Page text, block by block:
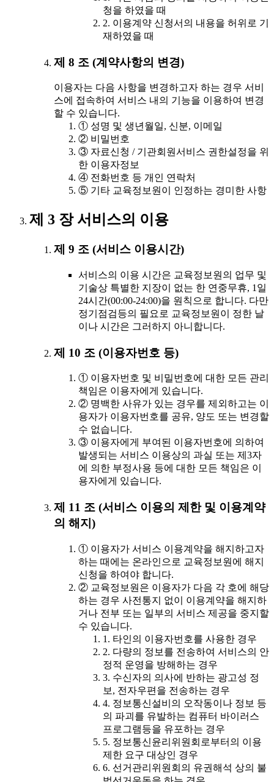
청을 하였을 때
2. 이용계약 신청서의 내용을 허위로 기
재하였을 때
제 8 조 (계약사항의 변경)
이용자는 다음 사항을 변경하고자 하는 경우 서비
스에 접속하여 서비스 내의 기능을 이용하여 변경
할 수 있습니다.
① 성명 및 생년월일, 신분, 이메일
② 비밀번호
③ 자료신청 / 기관회원서비스 권한설정을 위
한 이용자정보
④ 전화번호 등 개인 연락처
⑤ 기타 교육정보원이 인정하는 경미한 사항
제 3 장 서비스의 이용
제 9 조 (서비스 이용시간)
서비스의 이용 시간은 교육정보원의 업무 및
기술상 특별한 지장이 없는 한 연중무휴, 1일
24시간(00:00-24:00)을 원칙으로 합니다. 다만
정기점검등의 필요로 교육정보원이 정한 날
이나 시간은 그러하지 아니합니다.
제 10 조 (이용자번호 등)
① 이용자번호 및 비밀번호에 대한 모든 관리
책임은 이용자에게 있습니다.
② 명백한 사유가 있는 경우를 제외하고는 이
용자가 이용자번호를 공유, 양도 또는 변경할
수 없습니다.
③ 이용자에게 부여된 이용자번호에 의하여
발생되는 서비스 이용상의 과실 또는 제3자
에 의한 부정사용 등에 대한 모든 책임은 이
용자에게 있습니다.
제 11 조 (서비스 이용의 제한 및 이용계약
의 해지)
① 이용자가 서비스 이용계약을 해지하고자
하는 때에는 온라인으로 교육정보원에 해지
신청을 하여야 합니다.
② 교육정보원은 이용자가 다음 각 호에 해당
하는 경우 사전통지 없이 이용계약을 해지하
거나 전부 또는 일부의 서비스 제공을 중지할
수 있습니다.
1. 타인의 이용자번호를 사용한 경우
2. 다량의 정보를 전송하여 서비스의 안
정적 운영을 방해하는 경우
3. 수신자의 의사에 반하는 광고성 정
보, 전자우편을 전송하는 경우
4. 정보통신설비의 오작동이나 정보 등
의 파괴를 유발하는 컴퓨터 바이러스
프로그램등을 유포하는 경우
5. 정보통신윤리위원회로부터의 이용
제한 요구 대상인 경우
6. 선거관리위원회의 유권해석 상의 불